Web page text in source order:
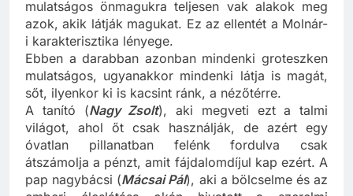
igazán jókat sem túl gyakran. Nála vannak a
mulatságos önmagukra teljesen vak alakok meg
azok, akik látják magukat. Ez az ellentét a Molnár-
i karakterisztika lényege.
Ebben a darabban azonban mindenki groteszken
mulatságos, ugyanakkor mindenki látja is magát,
sőt, ilyenkor ki is kacsint ránk, a nézőtérre.
A tanító (Nagy Zsolt), aki megveti ezt a talmi
világot, ahol őt csak használják, de azért egy
óvatlan pillanatban felénk fordulva csak
átszámolja a pénzt, amit fájdalomdíjul kap ezért. A